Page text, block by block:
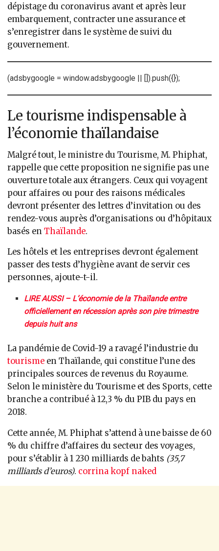
dépistage du coronavirus avant et après leur
embarquement, contracter une assurance et
s’enregistrer dans le système de suivi du
gouvernement.
(adsbygoogle = window.adsbygoogle || []).push({});
Le tourisme indispensable à
l’économie thaïlandaise
Malgré tout, le ministre du Tourisme, M. Phiphat,
rappelle que cette proposition ne signifie pas une
ouverture totale aux étrangers. Ceux qui voyagent
pour affaires ou pour des raisons médicales
devront présenter des lettres d’invitation ou des
rendez-vous auprès d’organisations ou d’hôpitaux
basés enThaïlande.
Les hôtels et les entreprises devront également
passer des tests d’hygiène avant de servir ces
personnes, ajoute-t-il.
LIRE AUSSI – L’économie de la Thaïlande entre
officiellement en récession après son pire trimestre
depuis huit ans
La pandémie de Covid-19 a ravagé l’industrie du
tourisme en Thaïlande, qui constitue l’une des
principales sources de revenus du Royaume.
Selon le ministère du Tourisme et des Sports, cette
branche a contribué à 12,3 % du PIB du pays en
2018.
Cette année, M. Phiphat s’attend à une baisse de 60
% du chiffre d’affaires du secteur des voyages,
pour s’établir à 1 230 milliards de bahts (35,7
milliards d’euros). corrina kopf naked